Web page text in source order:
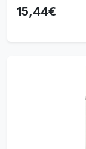
15,44€